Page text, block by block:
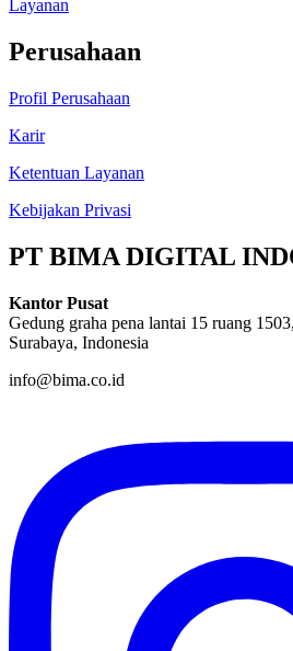
Layanan
Perusahaan
Profil Perusahaan
Karir
Ketentuan Layanan
Kebijakan Privasi
PT BIMA DIGITAL
Kantor Pusat
Gedung graha pena lantai 15 ruang
Surabaya, Indonesia
info@bima.co.id